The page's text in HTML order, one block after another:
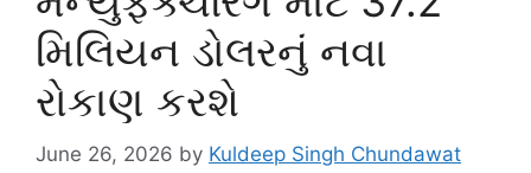
મિલિયન ડોલરનું નવા
રોકાણ કરશે
June 26, 2026 by Kuldeep Singh Chundawat